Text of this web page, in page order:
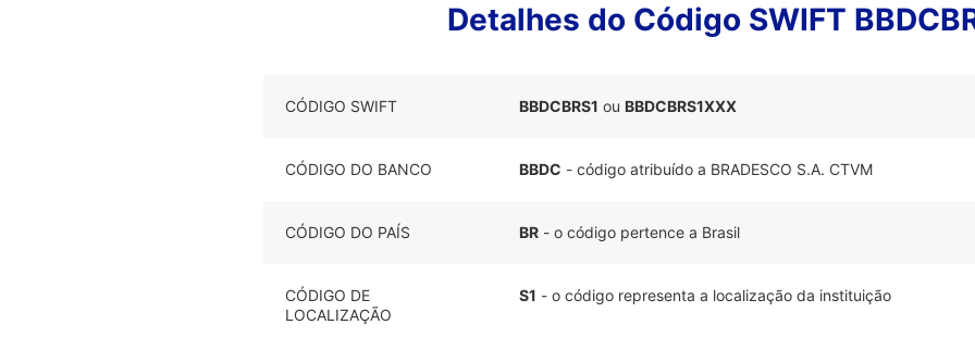
Detalhes do Código SWIFT
CÓDIGO SWIFT BBDCBRS1 ou BBDCBRS1XXX
CÓDIGO DO BANCO BBDC - código atribuído a BRADESCO S.A. CTVM
CÓDIGO DO PAÍS BR - o código pertence a Brasil
CÓDIGO DE
LOCALIZAÇÃO
S1 - o código representa a localização da instituição